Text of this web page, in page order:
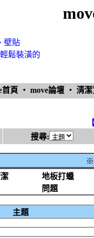
壁貼
鬆裝潢的
首頁 ‧ move論壇 ‧ 清
搜尋:
※
地板打蠟
問題
主題